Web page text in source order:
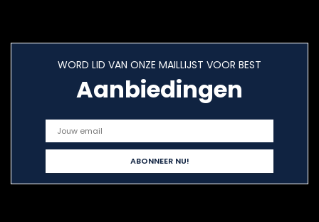
WORD LID VAN ONZE MAILLIJST VOOR BEST
Aanbiedingen